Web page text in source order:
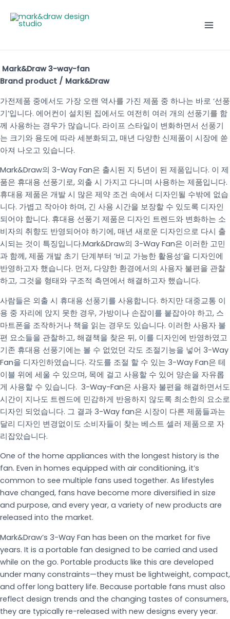
너
뛰
Mark&Draw 3-way-fan
Brand product / Mark&Draw
가전제품 중에서도 가장 오랜 역사를 가진 제품 중 하나는 바로 ‘선풍
기’입니다. 에어컨이 설치된 집에서도 여전히 여러 개의 선풍기를 함
께 사용하는 경우가 많습니다. 라이프 스타일이 변화하면서 선풍기
는 크기와 용도에 따라 세분화되고, 매년 다양한 신제품이 시장에 쏟
아져 나오고 있습니다.
Mark&Draw의 3-Way Fan은 출시된 지 5년이 된 제품입니다. 이 제
품은 휴대용 선풍기로, 외출 시 가지고 다니며 사용하는 제품입니다.
휴대용 제품은 개발 시 많은 제약 조건 속에서 디자인될 수밖에 없습
니다. 가볍고 작아야 하며, 긴 사용 시간을 보장할 수 있도록 디자인
되어야 합니다. 휴대용 선풍기 제품은 디자인 트렌드와 변화하는 소
비자의 취향도 반영되어야 하기에, 매년 새로운 디자인으로 다시 출
시되는 것이 특징입니다.Mark&Draw의 3-Way Fan은 이러한 고민
과 함께, 제품 개발 초기 단계부터 ‘비교 가능한 활용성’을 디자인에
반영하고자 했습니다. 먼저, 다양한 환경에서의 사용자 불편을 관찰
하고, 그것을 형태와 구조적 측면에서 해결하고자 했습니다.
사람들은 외출 시 휴대용 선풍기를 사용합니다. 하지만 대중교통 이
용 중 자리에 앉지 못한 경우, 가방이나 손잡이를 붙잡아야 하고, 스
마트폰을 조작하거나 책을 읽는 경우도 있습니다. 이러한 사용자 불
편 요소들을 관찰하고, 해결책을 찾은 뒤, 이를 디자인에 반영하였고
기존 휴대용 선풍기에는 볼 수 없었던 각도 조절기능을 넣어 3-Way
Fan을 디자인하였습니다. 각도를 조절 할 수 있는 3-Way Fan은 테
이블 위에 세울 수 있으며, 목에 걸고 사용할 수 있어 양손을 자유롭
게 사용할 수 있습니다. 3-Way-Fan은 사용자 불편을 해결하면서도
시간이 지나도 트렌드에 민감하게 반응하지 않도록 최소한의 요소로
디자인 되었습니다. 그 결과 3-Way fan은 시장이 다른 제품들과는
달리 디자인 변경없이도 소비자들이 찾는 베스트 셀러 제품으로 자
리잡았습니다.
One of the home appliances with the longest history is the
fan. Even in homes equipped with air conditioning, it’s
common to see multiple fans used together. As lifestyles
have changed, fans have become more diversified in size
and purpose, and every year, a variety of new products are
released into the market.
Mark&Draw’s 3-Way Fan has been on the market for five
years. It is a portable fan designed to be carried and used
while on the go. Portable products like this are developed
under many constraints—they must be lightweight, compact,
and offer long battery life. Because portable fans must also
reflect design trends and the changing tastes of consumers,
they are typically re-released with new designs every year.